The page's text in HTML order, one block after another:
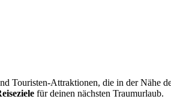
Touristen-Attraktionen, die in der Nähe
für deinen nächsten Traumurlaub.